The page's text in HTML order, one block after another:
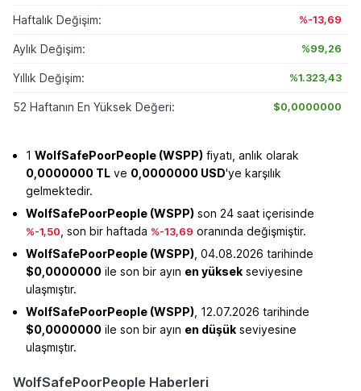
Haftalık Değişim: %-13,69
Aylık Değişim: %99,26
Yıllık Değişim: %1.323,43
52 Haftanın En Yüksek Değeri: $0,0000000
1 WolfSafePoorPeople (WSPP) fiyatı, anlık olarak
0,0000000 TL ve 0,0000000 USD'ye karşılık
gelmektedir.
WolfSafePoorPeople (WSPP) son 24 saat içerisinde
%-1,50 , son bir haftada %-13,69 oranında değişmiştir.
WolfSafePoorPeople (WSPP) , 04.08.2026 tarihinde
$0,0000000 ile son bir ayın en yüksek seviyesine
ulaşmıştır.
WolfSafePoorPeople (WSPP) , 12.07.2026 tarihinde
$0,0000000 ile son bir ayın en düşük seviyesine
ulaşmıştır.
WolfSafePoorPeople Haberleri